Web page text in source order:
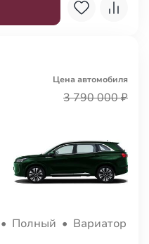
Цена автомобиля
3 790 000 ₽
• Полный • Вариатор